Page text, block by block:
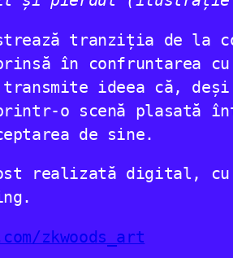
tranziția de
în confruntarea
transmite ideea că,
o scenă plasată
de sine.
realizată digital,
zkwoods_art